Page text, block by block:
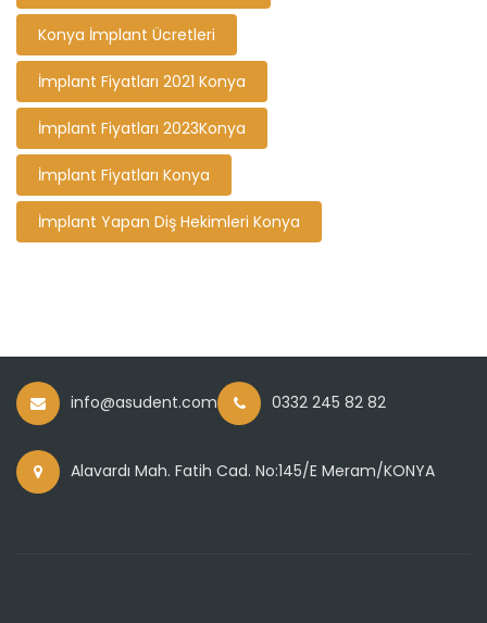
Konya İmplant Ücretleri
İmplant Fiyatları 2021 Konya
İmplant Fiyatları 2023Konya
İmplant Fiyatları Konya
İmplant Yapan Diş Hekimleri Konya
info@asudent.com 0332 245 82 82
Alavardı Mah. Fatih Cad. No:145/E Meram/KONYA